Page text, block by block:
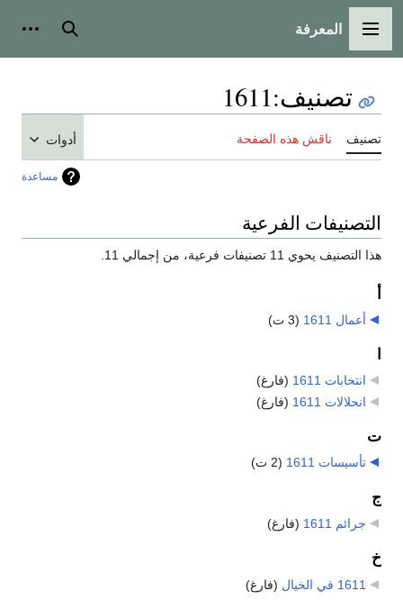
القائمة الرئيسية
المعرفة بحث
تصنيف:
1611
تصنيف ناقش هذه الصفحة أدوات
مساعدة
التصنيفات الفرعية
هذا التصنيف يحوي 11 تصنيفات فرعية، من إجمالي 11.
أعمال 1611 (3 ت)
انتخابات 1611
(فارغ)
انحلالات 1611
(فارغ)
ت
تأسيسات 1611 (2 ت)
ج
جرائم 1611 (فارغ)
خ
1611 في الخيال (فارغ)